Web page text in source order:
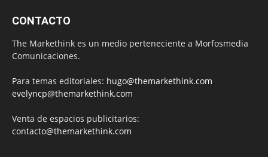
CONTACTO
The Markethink es un medio perteneciente a Morfosmedia
Comunicaciones.
Para temas editoriales: hugo@themarkethink.com
evelyncp@themarkethink.com
Venta de espacios publicitarios:
contacto@themarkethink.com